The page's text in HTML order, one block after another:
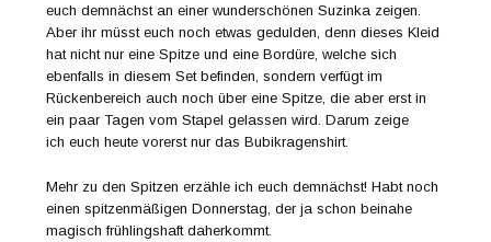
euch demnächst an einer wunderschönen Suzinka zeigen.
Aber ihr müsst euch noch etwas gedulden, denn dieses Kleid
hat nicht nur eine Spitze und eine Bordüre, welche sich
ebenfalls in diesem Set befinden, sondern verfügt im
Rückenbereich auch noch über eine Spitze, die aber erst in
ein paar Tagen vom Stapel gelassen wird. Darum zeige
ich euch heute vorerst nur das Bubikragenshirt.
Mehr zu den Spitzen erzähle ich euch demnächst! Habt noch
einen spitzenmäßigen Donnerstag, der ja schon beinahe
magisch frühlingshaft daherkommt.